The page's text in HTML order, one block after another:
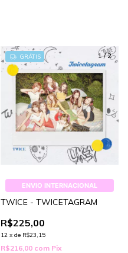
1/2
GRÁTIS
ENVIO INTERNACIONAL
TWICE - TWICETAGRAM
R$225,00
12 x de R$23,15
R$216,00 com Pix